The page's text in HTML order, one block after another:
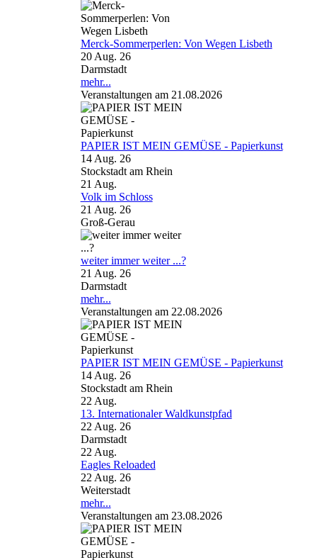
Merck-Sommerperlen: Von Wegen Lisbeth
20 Aug. 26
Darmstadt
mehr...
Veranstaltungen am 21.08.2026
PAPIER IST MEIN GEMÜSE - Papierkunst
14 Aug. 26
Stockstadt am Rhein
21 Aug.
Volk im Schloss
21 Aug. 26
Groß-Gerau
weiter immer weiter ...?
21 Aug. 26
Darmstadt
mehr...
Veranstaltungen am 22.08.2026
PAPIER IST MEIN GEMÜSE - Papierkunst
14 Aug. 26
Stockstadt am Rhein
22 Aug.
13. Internationaler Waldkunstpfad
22 Aug. 26
Darmstadt
22 Aug.
Eagles Reloaded
22 Aug. 26
Weiterstadt
mehr...
Veranstaltungen am 23.08.2026